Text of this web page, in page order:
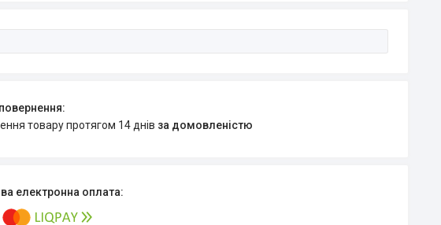
товару протягом 14 днів за домовленістю